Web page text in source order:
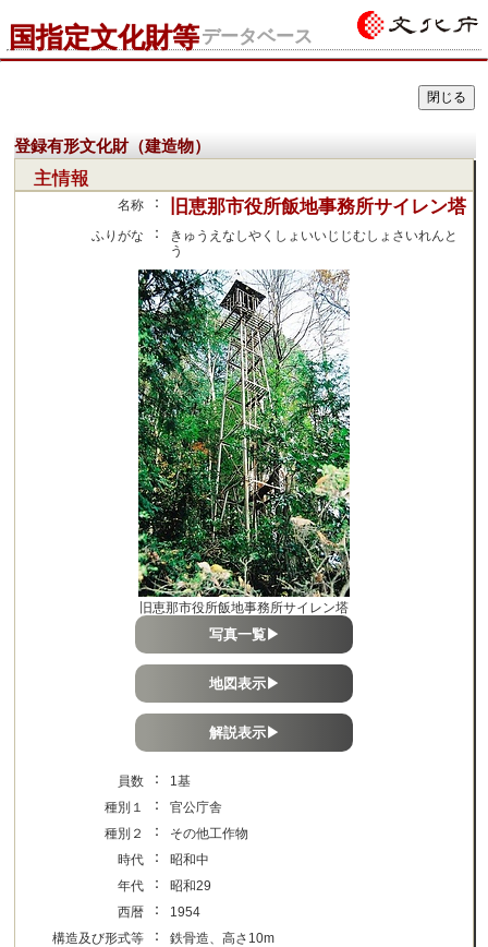
国指定文化財等データベース
登録有形文化財（建造物）
主情報
名称 ： 旧恵那市役所飯地事務所サイレン塔
ふりがな ：
きゅうえなしやくしょいいじじむしょさいれんと
う
旧恵那市役所飯地事務所サイレン塔
写真一覧▶
地図表示▶
解説表示▶
員数 ：
1基
種別１
：
官公庁舎
種別２
：
その他工作物
時代
：
昭和中
年代
：
昭和29
西暦
：
1954
構造及び形式等
：
鉄骨造、高さ10m